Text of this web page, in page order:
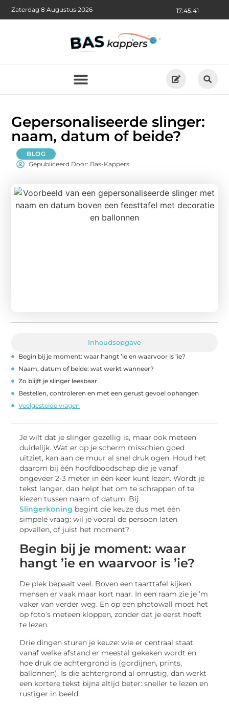
17:45:43
Zaterdag 8 Augustus 2026
Gepersonaliseerde slinger:
naam, datum of beide?
BLOG
Gepubliceerd Door: Bas-Kappers
Inhoudsopgave
Begin bij je moment: waar hangt ’ie en waarvoor is ’ie?
Naam, datum of beide: wat werkt wanneer?
Zo blijft je slinger leesbaar
Bestellen, controleren en met een gerust gevoel ophangen
Veelgestelde vragen
Je wilt dat je slinger gezellig is, maar ook meteen
duidelijk. Wat er op je scherm misschien goed
uitziet, kan aan de muur al snel druk ogen. Houd het
daarom bij één hoofdboodschap die je vanaf
ongeveer 2-3 meter in één keer kunt lezen. Wordt je
tekst langer, dan helpt het om te schrappen of te
kiezen tussen naam of datum. Bij
Slingerkoning begint die keuze dus met één
simpele vraag: wil je vooral de persoon laten
opvallen, of juist het moment?
Begin bij je moment: waar
hangt ’ie en waarvoor is ’ie?
De plek bepaalt veel. Boven een taarttafel kijken
mensen er vaak maar kort naar. In een raam zie je ’m
vaker van verder weg. En op een photowall moet het
op foto’s meteen kloppen, zonder dat je eerst hoeft
te lezen.
Drie dingen sturen je keuze: wie er centraal staat,
vanaf welke afstand er meestal gekeken wordt en
hoe druk de achtergrond is (gordijnen, prints,
ballonnen). Is die achtergrond al onrustig, dan werkt
een kortere tekst bijna altijd beter: sneller te lezen en
rustiger in beeld.